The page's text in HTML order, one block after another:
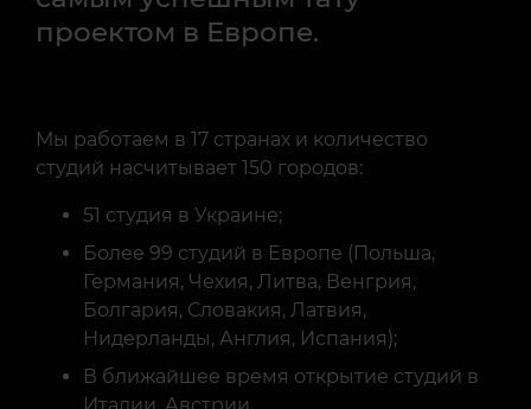
студий насчитывает 150 городов:
51 студия в Украине;
Более 99 студий в Европе (Польша,
Германия, Чехия, Литва, Венгрия,
Болгария, Словакия, Латвия,
Нидерланды, Англия, Испания);
В ближайшее время открытие студий в
Италии, Австрии.